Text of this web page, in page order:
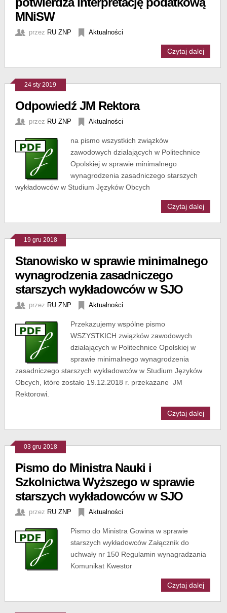
MNiSW
przez RU ZNP Aktualności
Czytaj dalej
24 sty 2019
Odpowiedź JM Rektora
przez RU ZNP Aktualności
na pismo wszystkich związków
zawodowych działających w Politechnice
Opolskiej w sprawie minimalnego
wynagrodzenia zasadniczego starszych
wykładowców w Studium Języków Obcych
Czytaj dalej
19 gru 2018
Stanowisko w sprawie minimalnego
wynagrodzenia zasadniczego
starszych wykładowców w SJO
przez RU ZNP Aktualności
Przekazujemy wspólne pismo
WSZYSTKICH związków zawodowych
działających w Politechnice Opolskiej w
sprawie minimalnego wynagrodzenia
zasadniczego starszych wykładowców w Studium Języków
Obcych, które zostało 19.12.2018 r. przekazane JM
Rektorowi.
Czytaj dalej
03 gru 2018
Pismo do Ministra Nauki i
Szkolnictwa Wyższego w sprawie
starszych wykładowców w SJO
przez RU ZNP Aktualności
Pismo do Ministra Gowina w sprawie
starszych wykładowców Załącznik do
uchwały nr 150 Regulamin wynagradzania
Komunikat Kwestor
Czytaj dalej